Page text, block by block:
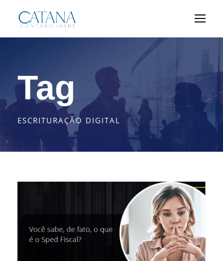
Tag
ESCRITURAÇÃO DIGITAL